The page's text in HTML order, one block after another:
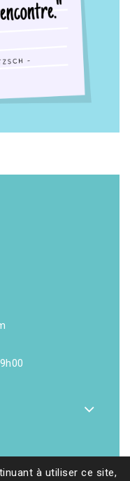
à utiliser ce site,